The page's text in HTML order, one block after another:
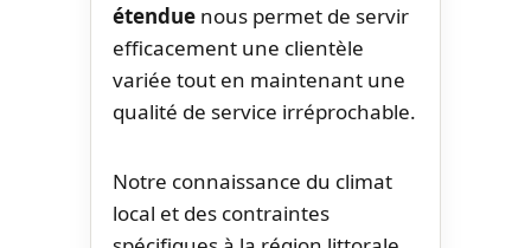
étendue nous permet de servir
efficacement une clientèle
variée tout en maintenant une
qualité de service irréprochable.
Notre connaissance du climat
local et des contraintes